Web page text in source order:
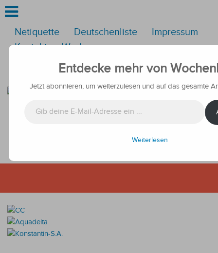
Netiquette Deutschenliste
Impressum
Kontakt
Werbung
Entdecke mehr von
Jetzt abonnieren, um weiterzulesen und auf das gesamte
Weiterlesen